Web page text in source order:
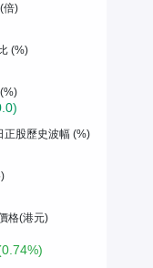
倍)
(%)
正股歷史波幅 (%)
格(港元)
0.74%)